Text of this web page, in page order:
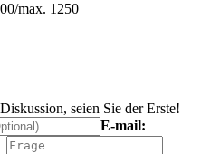
max. 1250
seien Sie der Erste!
E-mail: